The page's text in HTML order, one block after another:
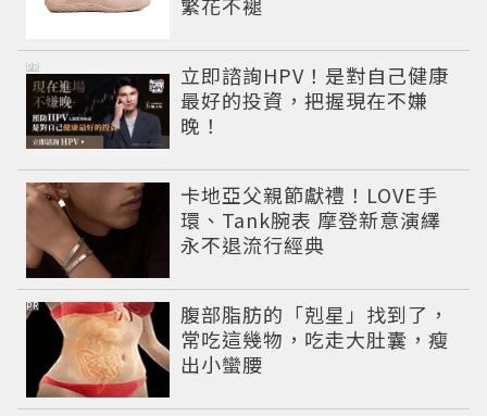
立即諮詢HPV！是對自己健康
最好的投資，把握現在不嫌
晚！
PR
卡地亞父親節獻禮！LOVE手
環、Tank腕表 摩登新意演繹
永不退流行經典
腹部脂肪的「剋星」找到了，
常吃這幾物，吃走大肚囊，瘦
出小蠻腰
PR